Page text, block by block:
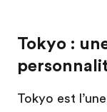
Tokyo :
Tokyo est